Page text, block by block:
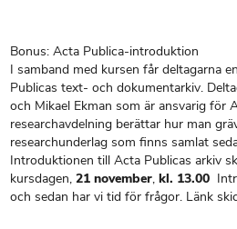
Bonus: Acta Publica-introduktion
I samband med kursen får deltagarna
Publicas text- och dokumentarkiv.
och Mikael Ekman som är ansvarig för
researchavdelning berättar hur man
researchunderlag som finns samlat
Introduktionen till Acta Publicas arkiv
kursdagen,21 november,kl. 13.00
och sedan har vi tid för frågor. Länk